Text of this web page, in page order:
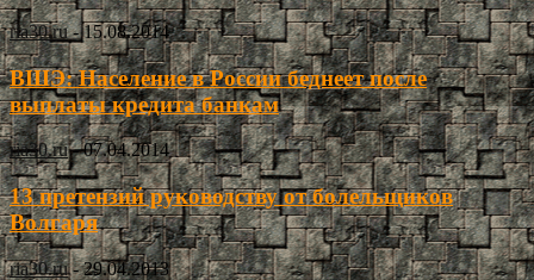
ria30.ru - 15.08.2014
ВШЭ: Население в России беднеет после
выплаты кредита банкам
ria30.ru - 07.04.2014
13 претензий руководству от болельщиков
Волгаря
ria30.ru - 29.04.2013